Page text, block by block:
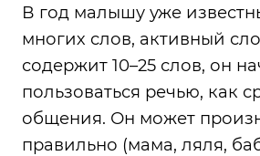
В год малышу уже
многих слов, активный
содержит 10–25 слов, он
пользоваться речью, как
общения. Он может
правильно (мама, ляля,